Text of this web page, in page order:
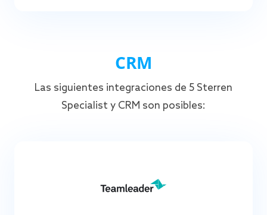
CRM
Las siguientes integraciones de 5 Sterren
Specialist y CRM son posibles: